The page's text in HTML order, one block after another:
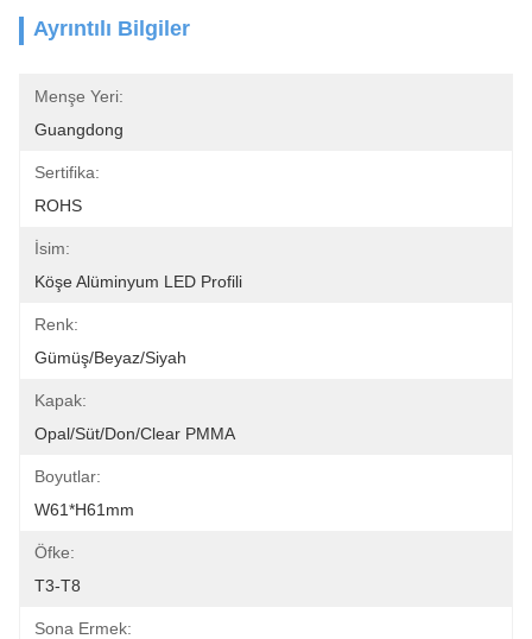
Ayrıntılı Bilgiler
Menşe Yeri:
Guangdong
Sertifika:
ROHS
İsim:
Köşe Alüminyum LED Profili
Renk:
Gümüş/Beyaz/Siyah
Kapak:
Opal/süt/don/Clear PMMA
Boyutlar:
W61*H61mm
Öfke:
T3-T8
Sona Ermek: